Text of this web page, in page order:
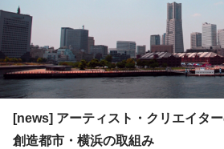
[news] アーティスト・クリエイタ
創造都市・横浜の取組み